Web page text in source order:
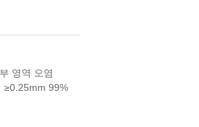
영역 오염
≥0.25mm 99%